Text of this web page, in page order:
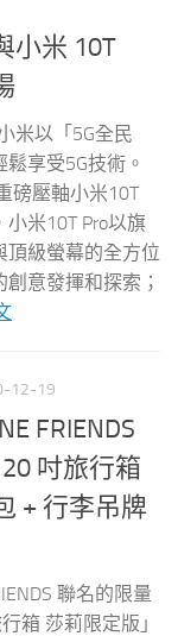
小米 10T
米以「5G全民
享受5G技術。
磅壓軸小米10T
小米10T Pro以旗
頂級螢幕的全方位
意發揮和探索；
12-19
FRIENDS
20 吋旅行箱
+ 行李吊牌
聯名的限量
箱 莎莉限定版」